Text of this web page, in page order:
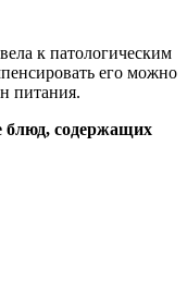
к патологическим
его можно
питания.
блюд, содержащих